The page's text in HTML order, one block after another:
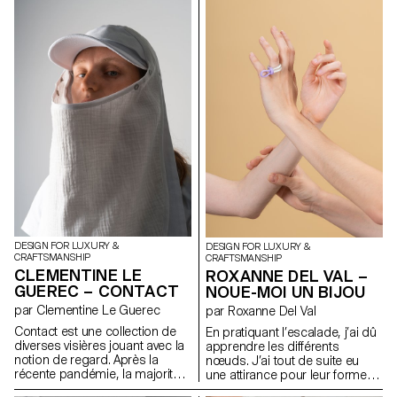
Et il y a toujours une
atmosphère joyeuse et de
bonnes vibrations autour d’eux.
C’est pourquoi j’ai décidé de
concevoir Play Collection for
Picnic. J’utilise des matériaux
durables comme le liège, le
papier, mais en même temps,
je fais un effort pour garder
l’esthétique de l’objet. L’une des
beautés durables est la
technique de gravure. Non
seulement cela réduit une
encre chimique pour
l’impression, mais cela permet
également aux gens de
ressentir le contraste entre la
lumière et l’ombre à travers
l’objet.
DESIGN FOR LUXURY &
CRAFTSMANSHIP
CLEMENTINE LE
GUEREC – CONTACT
par Clementine Le Guerec
Contact est une collection de
diverses visières jouant avec la
notion de regard. Après la
récente pandémie, la majorité
de nos échanges et la lecture
DESIGN FOR LUXURY &
CRAFTSMANSHIP
ROXANNE DEL VAL –
NOUE-MOI UN BIJOU
par Roxanne Del Val
En pratiquant l’escalade, j’ai dû
apprendre les différents
nœuds. J’ai tout de suite eu
une attirance pour leur forme,
mais aussi leur symbolique : ils